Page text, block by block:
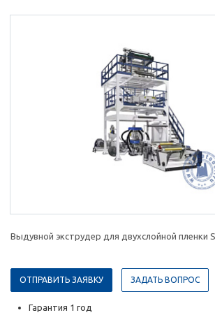
Выдувной экструдер для двухслойной пленки
ОТПРАВИТЬ ЗАЯВКУ ЗАДАТЬ ВОПРОС
Гарантия 1 год